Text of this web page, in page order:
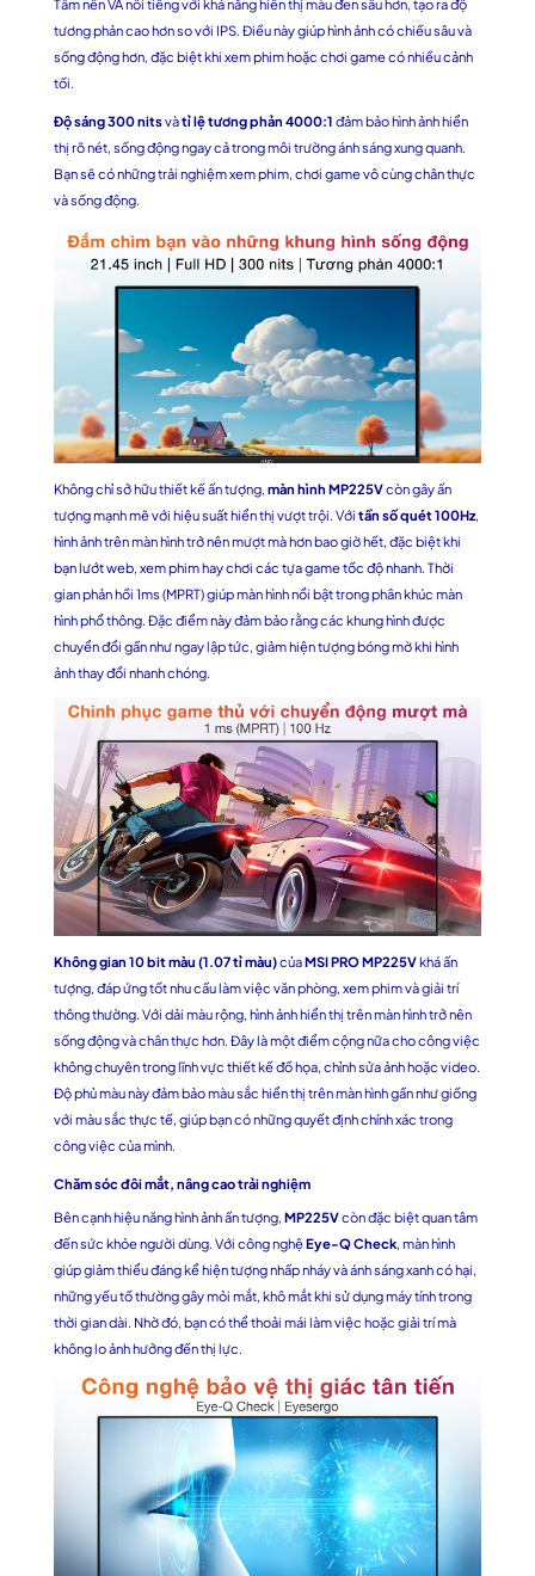
tương phản cao hơn so với IPS. Điều này giúp hình ảnh có chiều sâu và
sống động hơn, đặc biệt khi xem phim hoặc chơi game có nhiều cảnh
tối.
Độ sáng 300 nitsvàtỉ lệ tương phản 4000:1 đảm bảo hình ảnh hiển
thị rõ nét, sống động ngay cả trong môi trường ánh sáng xung quanh.
Bạn sẽ có những trải nghiệm xem phim, chơi game vô cùng chân thực
và sống động.
Không chỉ sở hữu thiết kế ấn tượng, màn hình MP225Vcòn gây ấn
tượng mạnh mẽ với hiệu suất hiển thị vượt trội. Với tần số quét 100Hz,
hình ảnh trên màn hình trở nên mượt mà hơn bao giờ hết, đặc biệt khi
bạn lướt web, xem phim hay chơi các tựa game tốc độ nhanh. Thời
gian phản hồi 1ms (MPRT) giúp màn hình nổi bật trong phân khúc màn
hình phổ thông. Đặc điểm này đảm bảo rằng các khung hình được
chuyển đổi gần như ngay lập tức, giảm hiện tượng bóng mờ khi hình
ảnh thay đổi nhanh chóng.
Không gian 10 bit màu (1.07 tỉ màu)củaMSI PRO MP225Vkhá ấn
tượng, đáp ứng tốt nhu cầu làm việc văn phòng, xem phim và giải trí
thông thường. Với dải màu rộng, hình ảnh hiển thị trên màn hình trở nên
sống động và chân thực hơn. Đây là một điểm cộng nữa cho công việc
không chuyên trong lĩnh vực thiết kế đồ họa, chỉnh sửa ảnh hoặc video.
Độ phủ màu này đảm bảo màu sắc hiển thị trên màn hình gần như giống
với màu sắc thực tế, giúp bạn có những quyết định chính xác trong
công việc của mình.
Chăm sóc đôi mắt, nâng cao trải nghiệm
Bên cạnh hiệu năng hình ảnh ấn tượng, MP225Vcòn đặc biệt quan tâm
đến sức khỏe người dùng. Với công nghệEye-Q Check , màn hình
giúp giảm thiểu đáng kể hiện tượng nhấp nháy và ánh sáng xanh có hại,
những yếu tố thường gây mỏi mắt, khô mắt khi sử dụng máy tính trong
thời gian dài. Nhờ đó, bạn có thể thoải mái làm việc hoặc giải trí mà
không lo ảnh hưởng đến thị lực.